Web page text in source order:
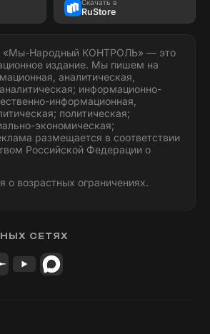
Скачать в
RuStore
«Мы-Народный КОНТРОЛЬ» — это
издание. Мы пишем на
аналитическая,
информационно-
информационная,
политическая;
экономическая;
размещается в соответствии
Российской Федерации о
о возрастных ограничениях.
СЕТЯХ